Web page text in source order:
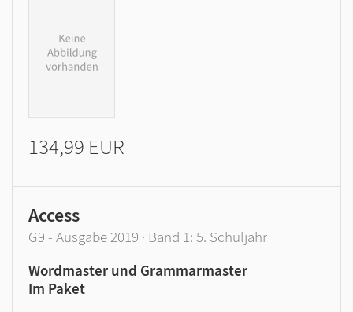
134,99 EUR
Access
G9 - Ausgabe 2019 · Band 1: 5. Schuljahr
Wordmaster und Grammarmaster
Im Paket